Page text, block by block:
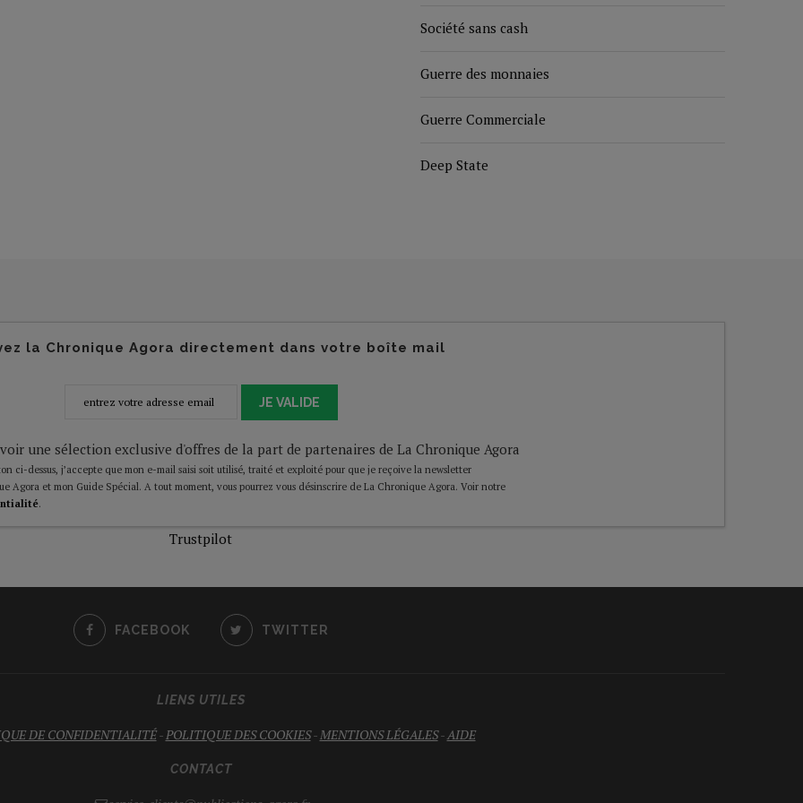
Société sans cash
Guerre des monnaies
Guerre Commerciale
Deep State
la Chronique Agora directement dans votre boîte mail
JE VALIDE
une sélection exclusive d'offres de la part de partenaires de La Chronique Agora
ci-dessus, j’accepte que mon e-mail saisi soit utilisé, traité et exploité pour que je reçoive la newsletter
Agora et mon Guide Spécial. A tout moment, vous pourrez vous désinscrire de La Chronique Agora. Voir notre
.
Trustpilot
FACEBOOK TWITTER
LIENS UTILES
DE CONFIDENTIALITÉ-POLITIQUE DES COOKIES-MENTIONS LÉGALES-AIDE
CONTACT